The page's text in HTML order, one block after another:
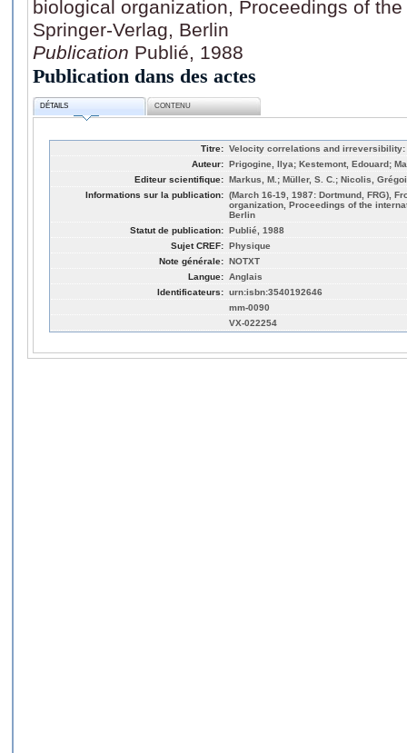
biological organization, Proceedings of
Springer-Verlag, Berlin
Publication Publié, 1988
Publication dans des actes
DÉTAILS CONTENU
Titre: Velocity correlations and
Auteur: Prigogine, Ilya; Kestemont, Edouard;
Editeur scientifique: Markus, M.; Müller, S. C.; Nicolis,
Informations sur la publication: (March 16-19, 1987: Dortmund, FRG),
organization, Proceedings of the
Berlin
Statut de publication: Publié, 1988
Sujet CREF: Physique
Note générale: NOTXT
Langue: Anglais
Identificateurs: urn:isbn:3540192646
mm-0090
VX-022254